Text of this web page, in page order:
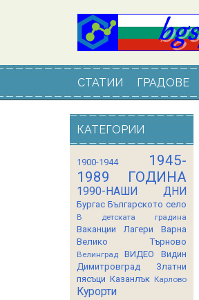
СТАТИИ ГРАДОВЕ
КАТЕГОРИИ
1900-1944
1945-
1989 ГОДИНА
1990-НАШИ ДНИ
Бургас Българското село
В детската градина
Ваканции Лагери
Варна
Велико Търново
Велинград ВИДЕО
Видин
Димитровград
Златни
пясъци Казанлък Карлово
Курорти